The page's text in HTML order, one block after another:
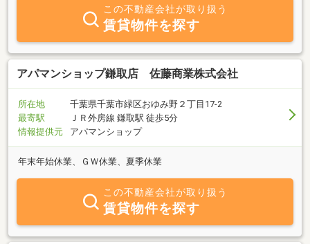
この不動産会社が取り扱う
賃貸物件を探す
アパマンショップ鎌取店 佐藤商業株式会社
所在地
千葉県千葉市緑区おゆみ野２丁目17-2
最寄駅
ＪＲ外房線 鎌取駅 徒歩5分
情報提供元
アパマンショップ
年末年始休業、ＧＷ休業、夏季休業
この不動産会社が取り扱う
賃貸物件を探す